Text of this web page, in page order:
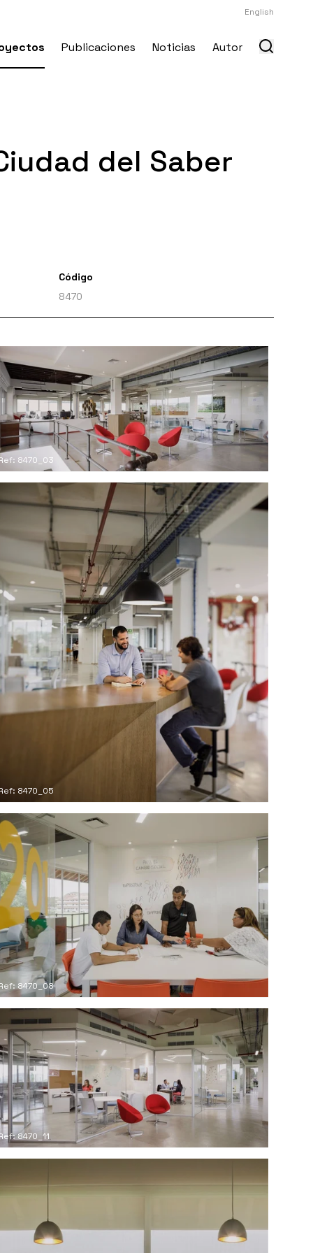
English
Publicaciones Noticias Autor
del Saber
Código
8470
8470_03
8470_05
8470_08
8470_11